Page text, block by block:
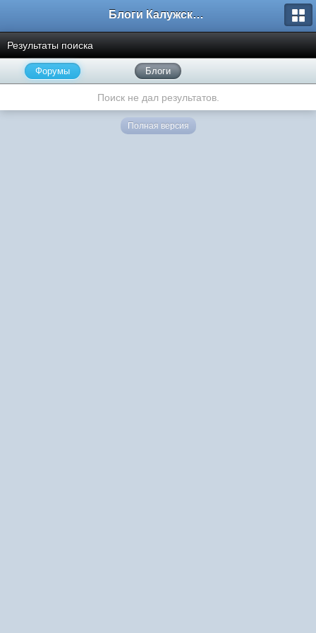
Блоги Калужского перекрестка
Результаты поиска
Форумы Блоги
Поиск не дал результатов.
Полная версия